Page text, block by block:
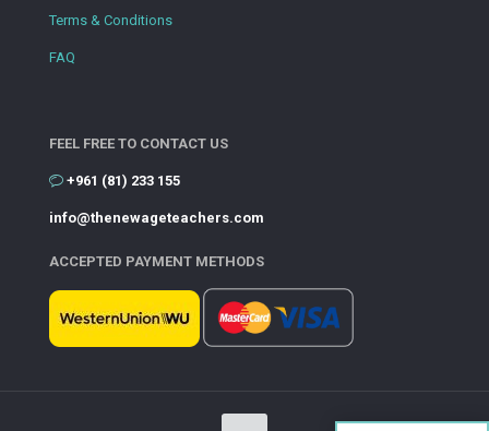
Terms & Conditions
FAQ
FEEL FREE TO CONTACT US
+961 (81) 233 155
info@thenewageteachers.com
ACCEPTED PAYMENT METHODS